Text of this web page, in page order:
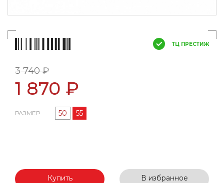
ТЦ ПРЕСТИЖ
3 740 ₽
1 870 ₽
РАЗМЕР 50 55
Купить В избранное